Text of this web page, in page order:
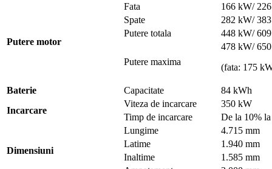
Putere motor
Fata
166 kW/
Spate
282 kW/
Putere totala
448 kW/
Putere maxima
478 kW/
(fata: 175
Baterie Capacitate
84 kWh
Incarcare
Viteza de incarcare
350 kW
Timp de incarcare
De la 10%
Dimensiuni
Lungime
4.715 mm
Latime
1.940 mm
Inaltime
1.585 mm